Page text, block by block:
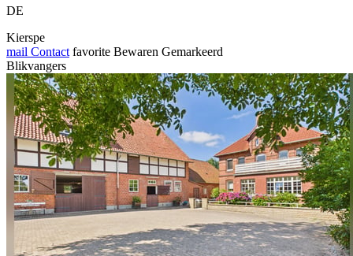
DE
Kierspe
mail Contact favorite Bewaren Gemarkeerd
Blikvangers